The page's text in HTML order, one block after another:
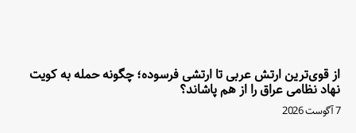
از قوی‌ترین ارتش عربی تا ارتشی فرسوده؛ چگونه حمله به کویت
نهاد نظامی عراق را از هم پاشاند؟
7 آگوست 2026